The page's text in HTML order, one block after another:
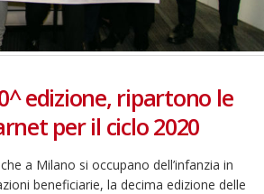
edizione, ripartono le
per il ciclo 2020
a Milano si occupano dell’infanzia in
beneficiarie, la decima edizione delle